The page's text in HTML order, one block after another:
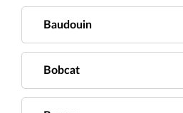
Baudouin
Bobcat